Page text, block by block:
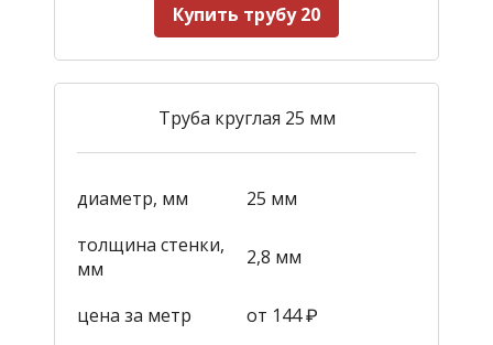
Купить трубу 20
Труба круглая 25 мм
диаметр, мм
25 мм
толщина стенки,
мм
2,8 мм
цена за метр от 144₽